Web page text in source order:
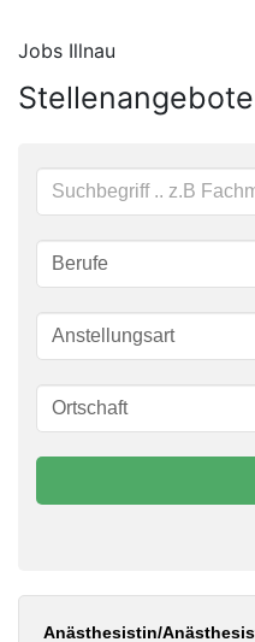
Jobs Illnau
Stellenangebote
Anästhesistin/